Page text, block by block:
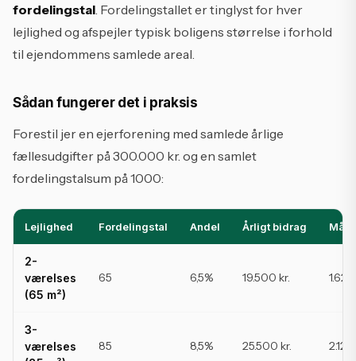
fordelingstal . Fordelingstallet er tinglyst for hver
lejlighed og afspejler typisk boligens størrelse i forhold
til ejendommens samlede areal.
Sådan fungerer det i praksis
Forestil jer en ejerforening med samlede årlige
fællesudgifter på 300.000 kr. og en samlet
fordelingstalsum på 1000:
Lejlighed Fordelingstal Andel Årligt bidrag
2-
værelses
(65 m²)
65 6,5% 19.500 kr. 1.625
3-
værelses
85 8,5% 25.500 kr. 2.125